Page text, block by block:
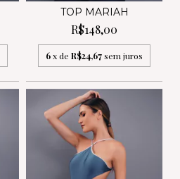
TOP MARIAH
R$148,00
6x de R$24,67sem juros